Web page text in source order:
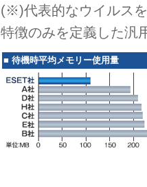
(※)代表的なウイルス
特徴のみを定義した汎
■ 待機時平均メモリー使用量